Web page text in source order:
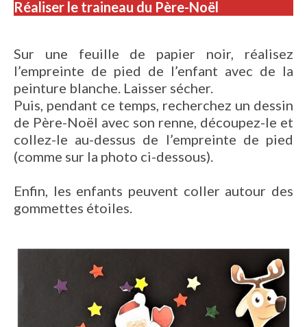
Réaliser le traineau du Père-Noël
Sur une feuille de papier noir, réalisez
l’empreinte de pied de l’enfant avec de la
peinture blanche. Laisser sécher.
Puis, pendant ce temps, recherchez un dessin
de Père-Noël avec son renne, découpez-le et
collez-le au-dessus de l’empreinte de pied
(comme sur la photo ci-dessous).
Enfin, les enfants peuvent coller autour des
gommettes étoiles.